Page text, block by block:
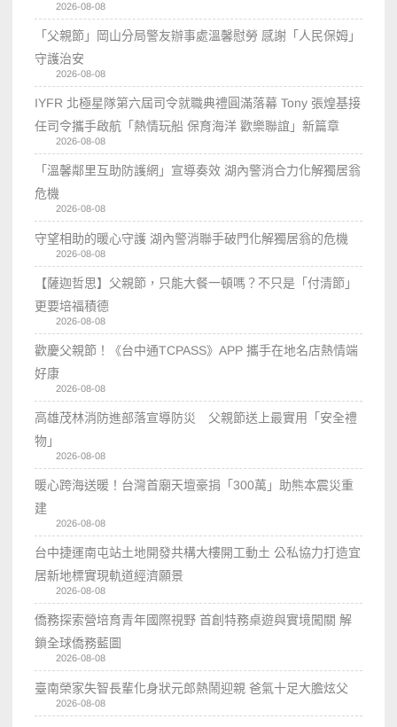
2026-08-08
「父親節」岡山分局警友辦事處溫馨慰勞 感謝「人民保姆」
守護治安
2026-08-08
IYFR 北極星隊第六屆司令就職典禮圓滿落幕 Tony 張煌基接
任司令攜手啟航「熱情玩船 保育海洋 歡樂聯誼」新篇章
2026-08-08
「溫馨鄰里互助防護網」宣導奏效 湖內警消合力化解獨居翁
危機
2026-08-08
守望相助的暖心守護 湖內警消聯手破門化解獨居翁的危機
2026-08-08
【薩迦哲思】父親節，只能大餐一頓嗎？不只是「付清節」
更要培福積德
2026-08-08
歡慶父親節！《台中通TCPASS》APP 攜手在地名店熱情端
好康
2026-08-08
高雄茂林消防進部落宣導防災 父親節送上最實用「安全禮
物」
2026-08-08
暖心跨海送暖！台灣首廟天壇豪捐「300萬」助熊本震災重
建
2026-08-08
台中捷運南屯站土地開發共構大樓開工動土 公私協力打造宜
居新地標實現軌道經濟願景
2026-08-08
僑務探索營培育青年國際視野 首創特務桌遊與實境闖關 解
鎖全球僑務藍圖
2026-08-08
臺南榮家失智長輩化身狀元郎熱鬧迎親 爸氣十足大膽炫父
2026-08-08